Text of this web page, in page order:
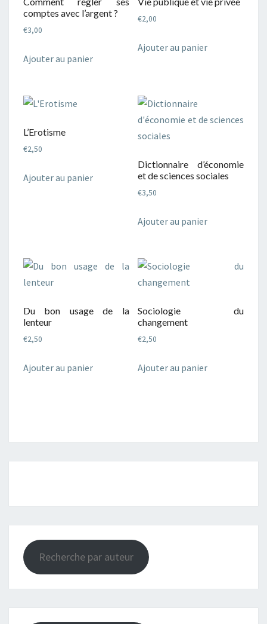
comptes avec l’argent ?
€3,00
Ajouter au panier
€2,00
Ajouter au panier
L’Erotisme
€2,50
Ajouter au panier
Dictionnaire d’économie
et de sciences sociales
€3,50
Ajouter au panier
Du bon usage de la
lenteur
€2,50
Ajouter au panier
Sociologie du
changement
€2,50
Ajouter au panier
Recherche par auteur